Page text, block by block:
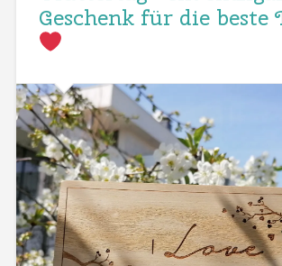
Geschenk für die beste